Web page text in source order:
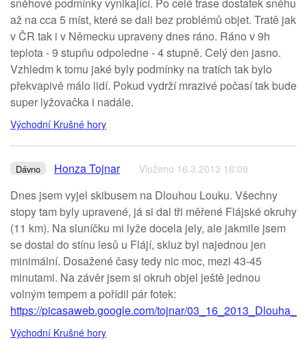
až na cca 5 míst, které se dali bez problémů objet. Tratě jak
v ČR tak i v Německu upraveny dnes ráno. Ráno v 9h
teplota - 9 stupňu odpoledne - 4 stupně. Celý den jasno.
Vzhledm k tomu jaké byly podmínky na tratích tak bylo
překvapivě málo lidí. Pokud vydrží mrazivé počasí tak bude
super lyžovačka i nadále.
Východní Krušné hory
Dávno Honza Tojnar Vloženo 16.3.2013 16:09
Dnes jsem vyjel skibusem na Dlouhou Louku. Všechny
stopy tam byly upravené, já si dal tři měřené Flájské okruhy
(11 km). Na sluníčku mi lyže docela jely, ale jakmile jsem
se dostal do stínu lesů u Flájí, skluz byl najednou jen
minimální. Dosažené časy tedy nic moc, mezi 43-45
minutami. Na závěr jsem si okruh objel ještě jednou
volným tempem a pořídil pár fotek:
https://picasaweb.google.com/tojnar/
Východní Krušné hory